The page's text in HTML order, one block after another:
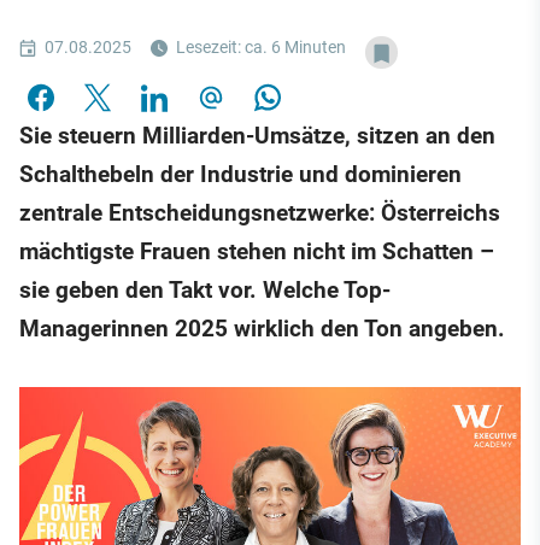
07.08.2025 Lesezeit: ca. 6 Minuten
Sie steuern Milliarden-Umsätze, sitzen an den
Schalthebeln der Industrie und dominieren
zentrale Entscheidungsnetzwerke: Österreichs
mächtigste Frauen stehen nicht im Schatten –
sie geben den Takt vor. Welche Top-
Managerinnen 2025 wirklich den Ton angeben.